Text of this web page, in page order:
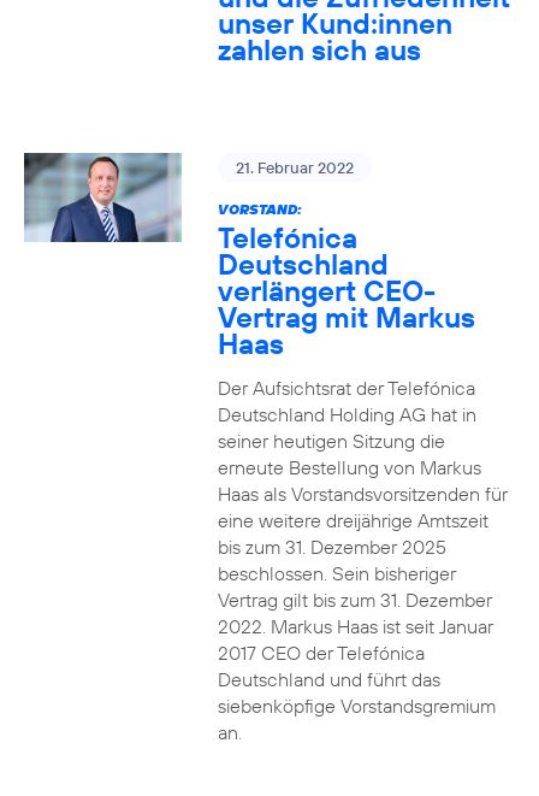
unser Kund:innen
zahlen sich aus
21. Februar 2022
VORSTAND:
Telefónica
Deutschland
verlängert CEO-
Vertrag mit Markus
Haas
Der Aufsichtsrat der Telefónica
Deutschland Holding AG hat in
seiner heutigen Sitzung die
erneute Bestellung von Markus
Haas als Vorstandsvorsitzenden für
eine weitere dreijährige Amtszeit
bis zum 31. Dezember 2025
beschlossen. Sein bisheriger
Vertrag gilt bis zum 31. Dezember
2022. Markus Haas ist seit Januar
2017 CEO der Telefónica
Deutschland und führt das
siebenköpfige Vorstandsgremium
an.